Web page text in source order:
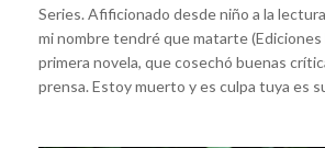
Series. Afificionado desde niño a la
mi nombre tendré que matarte (Ediciones
primera novela, que cosechó buenas
prensa. Estoy muerto y es culpa tuya es